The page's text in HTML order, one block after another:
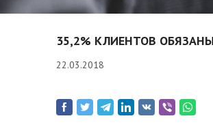
35,2% КЛИЕНТОВ
22.03.2018